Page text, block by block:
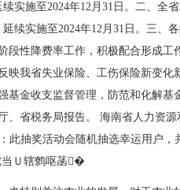
实施至2024年12月31日。二
施至2024年12月31日。三、
降费率工作，积极配合形成工作
我省失业保险、工伤保险新变化新
基金收支监督管理，防范和化解基
、省税务局报告。 海南省
此抽奖活动会随机抽选幸运用户，
当Ｕ辖鹩呕菡�